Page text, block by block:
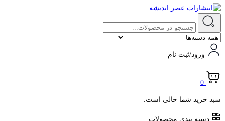
ورود/ثبت نام
0
سبد خرید شما خالی است.
دسته بندی محصولات